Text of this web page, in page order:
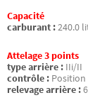
Capacité
carburant :240.0
Attelage 3 points
type arrière : IIi/II
contrôle :
relevage arrière :